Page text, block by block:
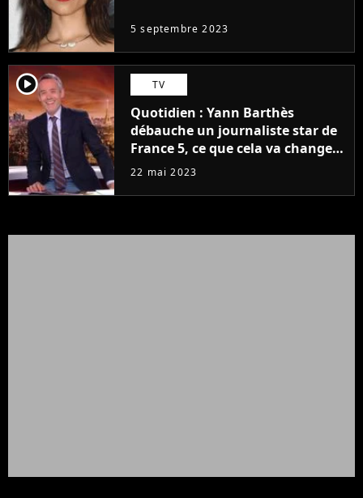
5 septembre 2023
player2 TV
Quotidien : Yann Barthès
débauche un journaliste star de
France 5, ce que cela va changer
à la rentrée
22 mai 2023